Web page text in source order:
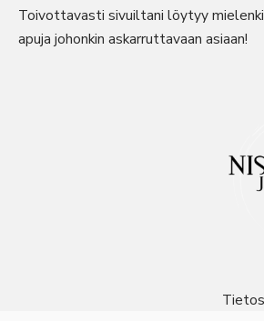
Toivottavasti sivuiltani löytyy
apuja johonkin askarruttavaan asiaan!